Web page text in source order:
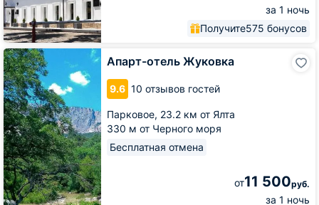
за 1 ночь
Получите575 бонусов
Апарт-отель Жуковка
9.6 10 отзывов гостей
Парковое, 23.2 км от Ялта
330 м от Черного моря
Бесплатная отмена
от11 500руб.
за 1 ночь
Апарт-
отель
Жуковка